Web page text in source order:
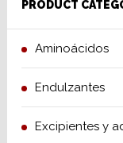
PRODUCT
Aminoácidos
Endulzantes
Excipientes y